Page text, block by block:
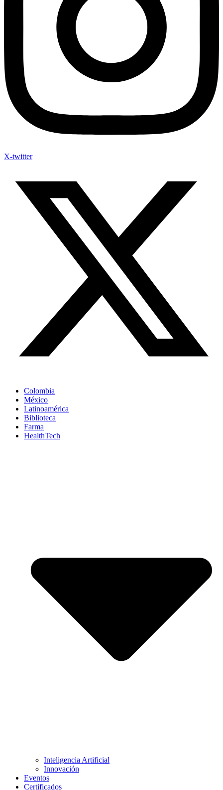
X-twitter
Colombia
México
Latinoamérica
Biblioteca
Farma
HealthTech
Inteligencia Artificial
Innovación
Eventos
Certificados